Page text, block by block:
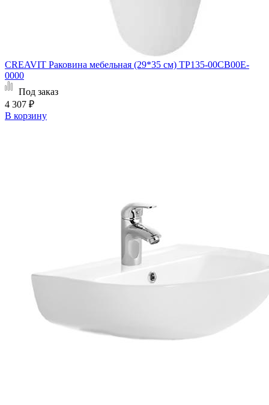
CREAVIT Раковина мебельная (29*35 см) TP135-00CB00E-
0000
Под заказ
4 307 ₽
В корзину